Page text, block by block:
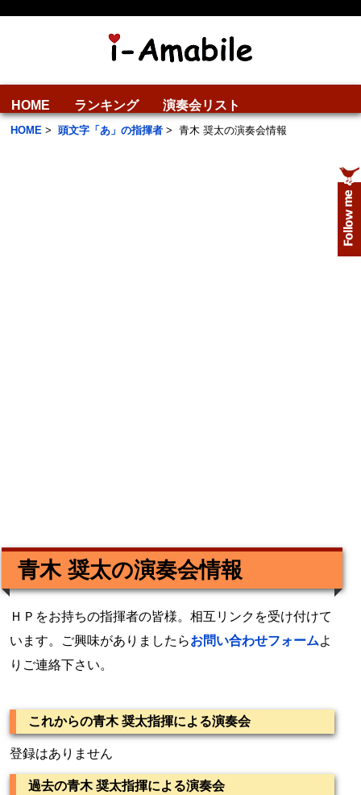
HOME ランキング 演奏会リスト
HOME > 頭文字「あ」の指揮者 > 青木 奨太の演奏会情報
青木 奨太の演奏会情報
ＨＰをお持ちの指揮者の皆様。相互リンクを受け付けて
います。ご興味がありましたらお問い合わせフォームよ
りご連絡下さい。
これからの青木 奨太指揮による演奏会
登録はありません
過去の青木 奨太指揮による演奏会